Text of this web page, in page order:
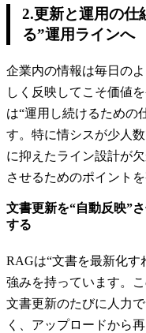
2.更新と運用の仕
る”運用ラインへ
企業内の情報は毎日の
しく反映してこそ価値
は“運用し続けるための
す。特に情シスが少人
に抑えたライン設計が
させるためのポイントを
文書更新を“自動反映”
する
RAGは“文書を最新化す
強みを持っています。
文書更新のたびに人力
く、アップロードから